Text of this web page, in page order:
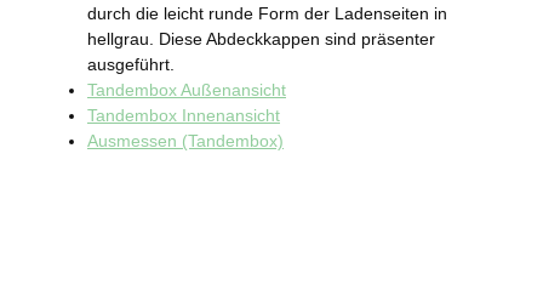
durch die leicht runde Form der Ladenseiten in
hellgrau. Diese Abdeckkappen sind präsenter
ausgeführt.
Tandembox Außenansicht
Tandembox Innenansicht
Ausmessen (Tandembox)